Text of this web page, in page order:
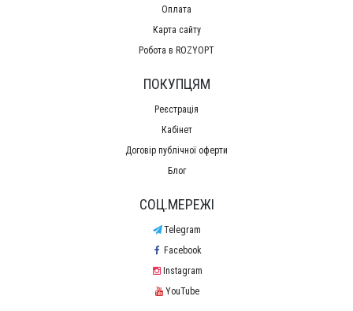
Оплата
Карта сайту
Робота в ROZYOPT
ПОКУПЦЯМ
Реєстрація
Кабінет
Договір публічної оферти
Блог
СОЦ.МЕРЕЖІ
Telegram
Facebook
Instagram
YouTube